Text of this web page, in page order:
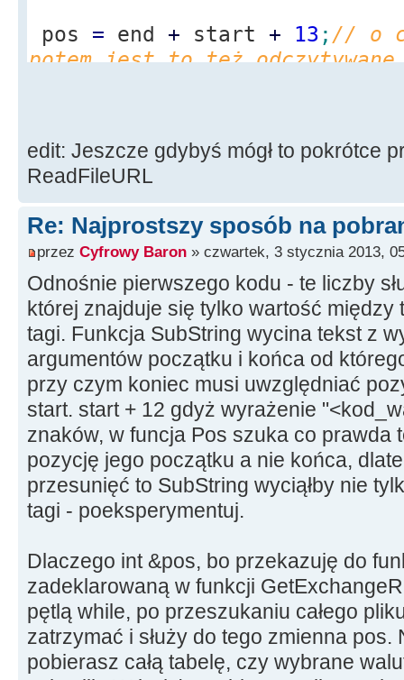
{
while(1)
DWORD dwBytesRead
;
InternetReadFile(
1024,&dwBytesRead
if( dwBytesRead==
lpBuffer[dwBytesRead ] = 0
result+=lpBuffer;
}
}
InternetCloseHandle(
}
InternetCloseHandle(hSession
returnresult;
}
----------------------------
AnsiString NazwaWaluty
intstart=Value.Pos(
intend=Value.Pos("</
returnValue.SubString(
}
pos = end + start + 13 ; // o
potem jest to też
edit: Jeszcze gdybyś mógł to pokrótce
ReadFileURL
Re: Najprostszy sposób na
przez Cyfrowy Baron » czwartek, 3 stycznia 2013,
Odnośnie pierwszego kodu - te liczby
której znajduje się tylko wartość między
tagi. Funkcja SubString wycina tekst z
argumentów początku i końca od
przy czym koniec musi uwzględniać
start. start + 12 gdyż wyrażenie
znaków, w funcja Pos szuka co prawda
pozycję jego początku a nie końca,
przesunięć to SubString wyciąłby nie
tagi - poeksperymentuj.
Dlaczego int &pos, bo przekazuję do
zadeklarowaną w funkcji
pętlą while, po przeszukaniu całego
zatrzymać i służy do tego zmienna
pobierasz całą tabelę, czy wybrane